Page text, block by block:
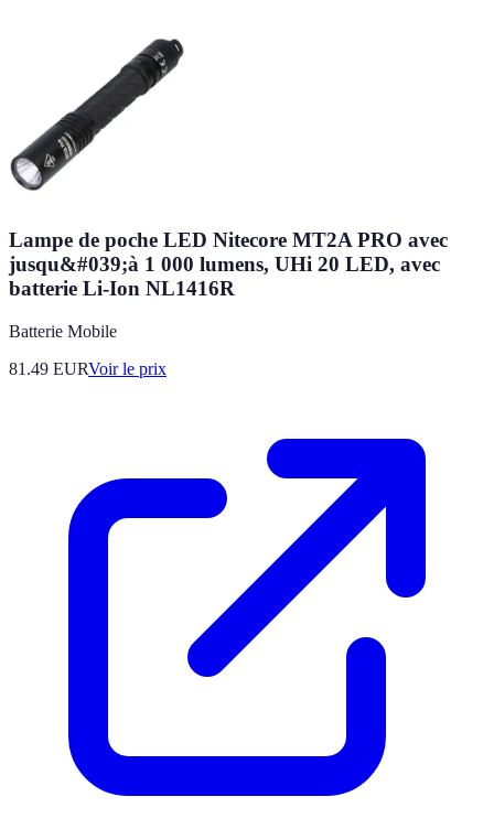
Lampe de poche LED Nitecore MT2A PRO avec
jusqu&#039;à 1 000 lumens, UHi 20 LED, avec
batterie Li-Ion NL1416R
Batterie Mobile
81.49 EURVoir le prix